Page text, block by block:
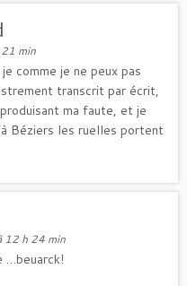
min
je comme je ne peux pas
transcrit par écrit,
ma faute, et je
Béziers les ruelles portent
h 24 min
…beuarck!